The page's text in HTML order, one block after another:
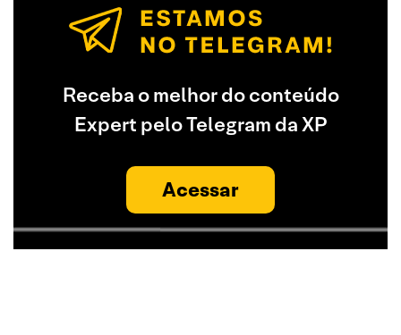
Receba o melhor do conteúdo
Expert pelo Telegram da XP
Acessar